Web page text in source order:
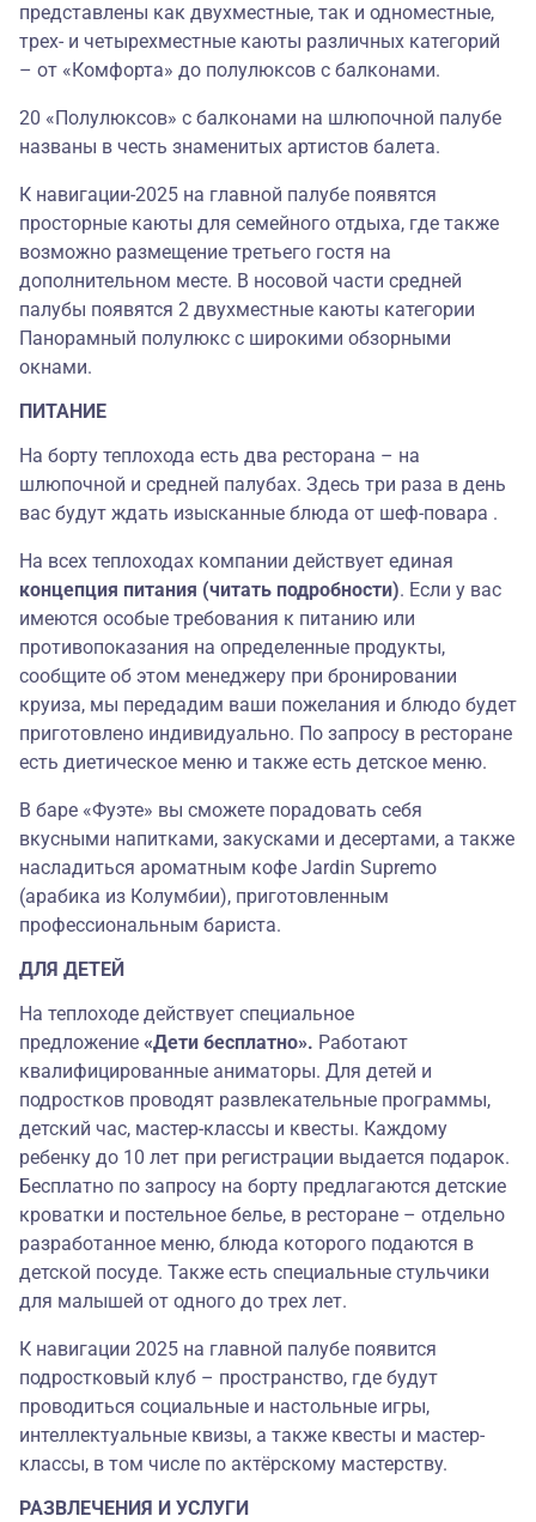
представлены как двухместные, так и одноместные,
трех- и четырехместные каюты различных категорий
– от «Комфорта» до полулюксов с балконами.
20 «Полулюксов» с балконами на шлюпочной палубе
названы в честь знаменитых артистов балета.
К навигации-2025 на главной палубе появятся
просторные каюты для семейного отдыха, где также
возможно размещение третьего гостя на
дополнительном месте. В носовой части средней
палубы появятся 2 двухместные каюты категории
Панорамный полулюкс c широкими обзорными
окнами.
ПИТАНИЕ
На борту теплохода есть два ресторана – на
шлюпочной и средней палубах. Здесь три раза в день
вас будут ждать изысканные блюда от шеф-повара .
На всех теплоходах компании действует единая
концепция питания (читать подробности). Если у вас
имеются особые требования к питанию или
противопоказания на определенные продукты,
сообщите об этом менеджеру при бронировании
круиза, мы передадим ваши пожелания и блюдо будет
приготовлено индивидуально. По запросу в ресторане
есть диетическое меню и также есть детское меню.
В баре «Фуэте» вы сможете порадовать себя
вкусными напитками, закусками и десертами, а также
насладиться ароматным кофе Jardin Supremo
(арабика из Колумбии), приготовленным
профессиональным бариста.
ДЛЯ ДЕТЕЙ
На теплоходе действует специальное
предложение «Дети бесплатно». Работают
квалифицированные аниматоры. Для детей и
подростков проводят развлекательные программы,
детский час, мастер-классы и квесты. Каждому
ребенку до 10 лет при регистрации выдается подарок.
Бесплатно по запросу на борту предлагаются детские
кроватки и постельное белье, в ресторане – отдельно
разработанное меню, блюда которого подаются в
детской посуде. Также есть специальные стульчики
для малышей от одного до трех лет.
К навигации 2025 на главной палубе появится
подростковый клуб‎ – пространство, где будут
проводиться социальные и настольные игры,
интеллектуальные квизы, а также квесты и мастер-
классы, в том числе по актёрскому мастерству.
РАЗВЛЕЧЕНИЯ И УСЛУГИ